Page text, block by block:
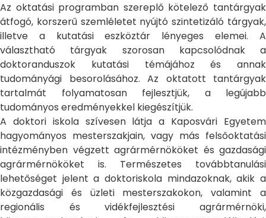
Az oktatási programban szereplő kötelező tantárgyak
átfogó, korszerű szemléletet nyújtó szintetizáló tárgyak,
illetve a kutatási eszköztár lényeges elemei. A
választható tárgyak szorosan kapcsolódnak a
doktoranduszok kutatási témájához és annak
tudományági besorolásához. Az oktatott tantárgyak
tartalmát folyamatosan fejlesztjük, a legújabb
tudományos eredményekkel kiegészítjük.
A doktori iskola szívesen látja a Kaposvári Egyetem
hagyományos mesterszakjain, vagy más felsőoktatási
intézményben végzett agrármérnököket és gazdasági
agrármérnököket is. Természetes továbbtanulási
lehetőséget jelent a doktoriskola mindazoknak, akik a
közgazdasági és üzleti mesterszakokon, valamint a
regionális és vidékfejlesztési agrármérnöki,